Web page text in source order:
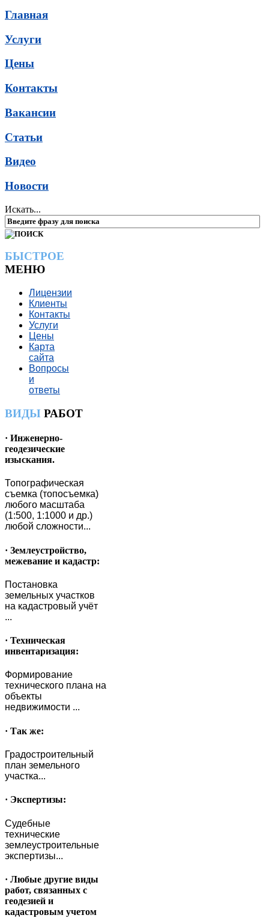
Главная
Услуги
Цены
Контакты
Вакансии
Статьи
Видео
Новости
Искать...
БЫСТРОЕ
МЕНЮ
Лицензии
Клиенты
Контакты
Услуги
Цены
Карта
сайта
Вопросы
и
ответы
ВИДЫ РАБОТ
· Инженерно-
геодезические
изыскания.
Топографическая
съемка (топосъемка)
любого масштаба
(1:500, 1:1000 и др.)
любой сложности...
· Землеустройство,
межевание и кадастр:
Постановка
земельных участков
на кадастровый учёт
...
· Техническая
инвентаризация:
Формирование
технического плана на
объекты
недвижимости ...
· Так же:
Градостроительный
план земельного
участка...
· Экспертизы:
Судебные
технические
землеустроительные
экспертизы...
· Любые другие виды
работ, связанных с
геодезией и
кадастровым учетом